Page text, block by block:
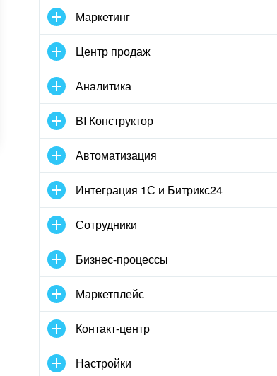
Маркетинг
Центр продаж
Аналитика
BI Конструктор
Автоматизация
Интеграция 1С и Битрикс24
Сотрудники
Бизнес-процессы
Маркетплейс
Контакт-центр
Настройки